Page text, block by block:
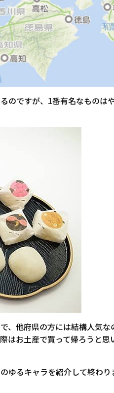
のですが、1番有名なものは
、他府県の方には結構人気
はお土産で買って帰ろうと
ゆるキャラを紹介して終わ